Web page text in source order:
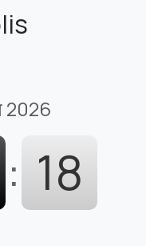
2026
: 19